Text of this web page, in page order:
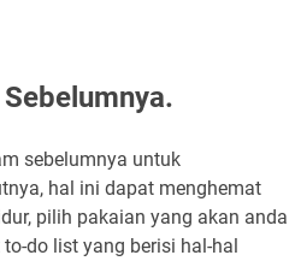
sebelumnya untuk
hal ini dapat menghemat
pilih pakaian yang akan anda
do list yang berisi hal-hal